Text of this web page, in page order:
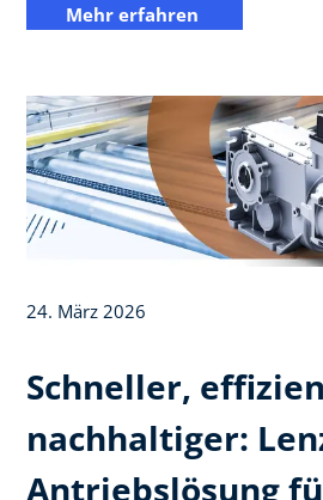
Mehr erfahren
24. März 2026
Schneller,
nachhaltiger:
Antriebslösung